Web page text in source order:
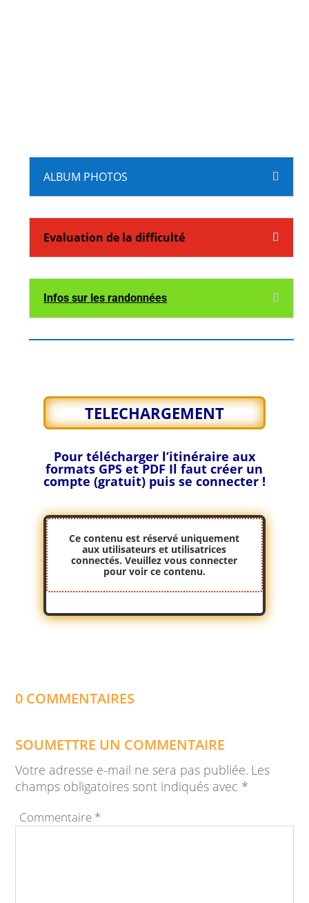
ALBUM PHOTOS
Evaluation de la difficulté
Infos sur les randonnées
TELECHARGEMENT
Pour télécharger l’itinéraire aux
formats GPS et PDF Il faut créer un
compte (gratuit) puis se connecter !
Ce contenu est réservé uniquement
aux utilisateurs et utilisatrices
connectés. Veuillezvous connecter
pour voir ce contenu.
0 COMMENTAIRES
SOUMETTRE UN COMMENTAIRE
Votre adresse e-mail ne sera pas publiée. Les
champs obligatoires sont indiqués avec *
Commentaire *